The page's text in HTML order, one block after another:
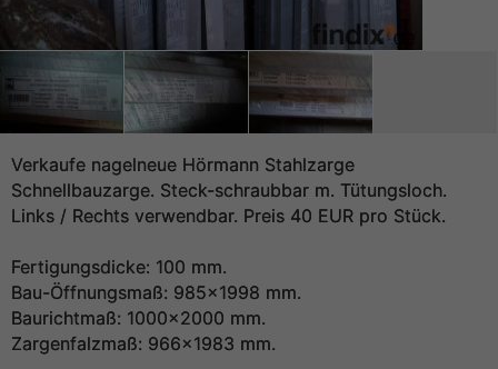
Verkaufe nagelneue Hörmann Stahlzarge
Schnellbauzarge. Steck-schraubbar m. Tütungsloch.
Links / Rechts verwendbar. Preis 40 EUR pro Stück.
Fertigungsdicke: 100 mm.
Bau-Öffnungsmaß: 985x1998 mm.
Baurichtmaß: 1000x2000 mm.
Zargenfalzmaß: 966x1983 mm.